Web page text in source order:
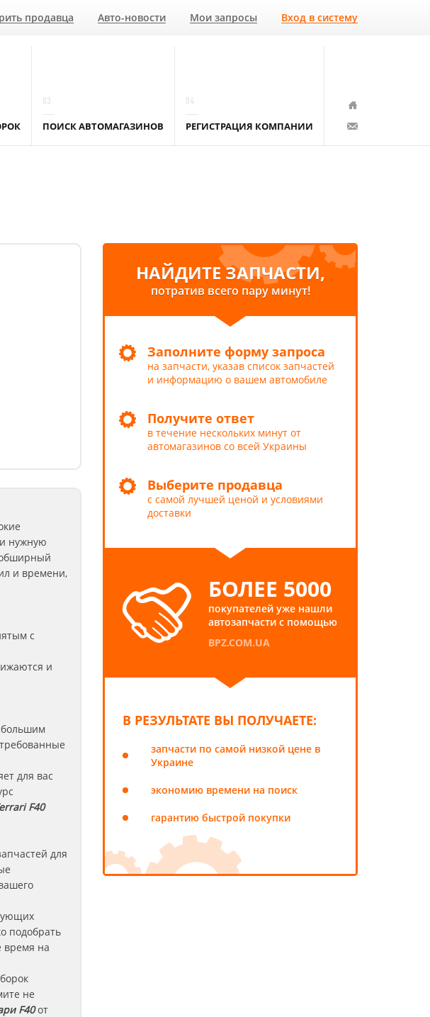
продавца Авто-новости Мои запросы Вход в систему
ПОИСК АВТОМАГАЗИНОВ РЕГИСТРАЦИЯ КОМПАНИИ
нужную
и времени,
с
и
для вас
F40
для
подобрать
время на
не
F40от
НАЙДИТЕ ЗАПЧАСТИ,
потратив всего пару минут!
Заполните форму запроса
на запчасти, указав список запчастей
и информацию о вашем автомобиле
Получите ответ
в течение нескольких минут от
автомагазинов со всей Украины
Выберите продавца
с самой лучшей ценой и условиями
доставки
БОЛЕЕ 5000
покупателей уже нашли
автозапчасти с помощью
BPZ.COM.UA
В РЕЗУЛЬТАТЕ ВЫ ПОЛУЧАЕТЕ:
запчасти по самой низкой цене в
Украине
экономию времени на поиск
гарантию быстрой покупки